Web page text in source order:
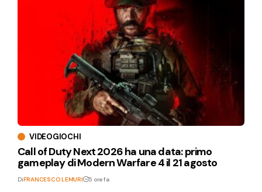
VIDEOGIOCHI
Call of Duty Next 2026 ha una data: primo
gameplay di Modern Warfare 4 il 21 agosto
DiFRANCESCO LEMURI 5 ore fa